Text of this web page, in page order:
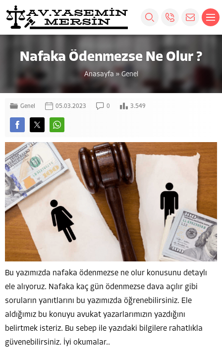
Nafaka Ödenmezse Ne Olur ?
Anasayfa » Genel
Genel 05.03.2023 0 3.549
Bu yazımızda nafaka ödenmezse ne olur konusunu detaylı
ele alıyoruz. Nafaka kaç gün ödenmezse dava açılır gibi
soruların yanıtlarını bu yazımızda öğrenebilirsiniz. Ele
aldığımız bu konuyu avukat yazarlarımızın yazdığını
belirtmek isteriz. Bu sebep ile yazıdaki bilgilere rahatlıkla
güvenebilirsiniz. İyi okumalar..